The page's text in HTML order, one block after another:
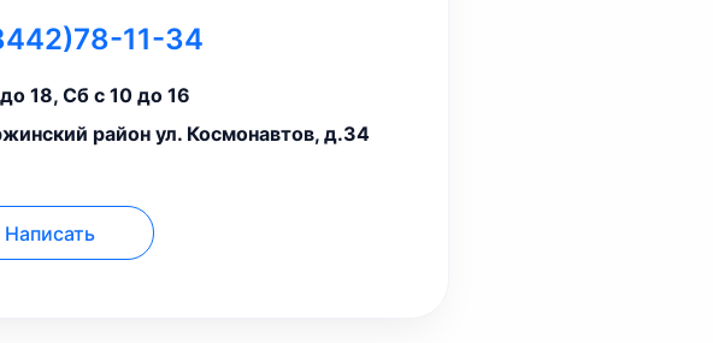
11-34
18, Сб с 10 до 16
район ул. Космонавтов, д.34
Написать